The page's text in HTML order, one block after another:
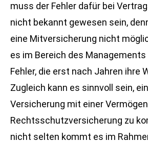
muss der Fehler dafür bei
nicht bekannt gewesen sein,
eine Mitversicherung nicht
es im Bereich des
Fehler, die erst nach Jahren ihre
Zugleich kann es sinnvoll sein,
Versicherung mit einer
Rechts­schutz­ver­si­che­rung zu
nicht selten kommt es im